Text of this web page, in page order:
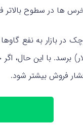
ها در سطوح بالاتر
فروش بیشتر شود.